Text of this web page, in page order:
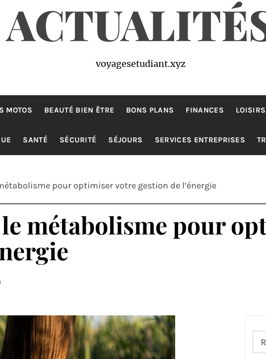
voyagesetudiant.xyz
MOTOS BEAUTÉ BIEN ÊTRE BONS PLANS FINANCES LOISIRS
SANTÉ SÉCURITÉ SÉJOURS SERVICES ENTREPRISES
pour optimiser votre gestion de l’énergie
métabolisme pour